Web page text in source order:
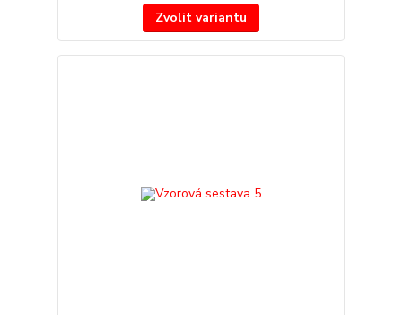
Zvolit variantu